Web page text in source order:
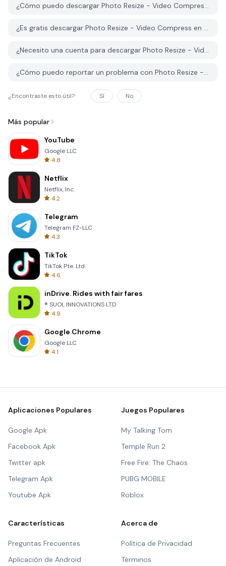
¿Cómo puedo descargar Photo Resize - Video Compress desde PGYER APK HUB?
¿Es gratis descargar Photo Resize - Video Compress en PGYER APK HUB?
¿Necesito una cuenta para descargar Photo Resize - Video Compress desde PGYER APK HUB?
¿Cómo puedo reportar un problema con Photo Resize - Video Compress en PGYER APK HUB?
¿Encontraste esto útil? Sí No
Más popular
YouTube
Google LLC
4.8
Netflix
Netflix, Inc.
4.2
Telegram
Telegram FZ-LLC
4.3
TikTok
TikTok Pte. Ltd.
4.6
inDrive. Rides with fair fares
® SUOL INNOVATIONS LTD
4.9
Google Chrome
Google LLC
4.1
Aplicaciones Populares
Google Apk
Facebook Apk
Twitter apk
Telegram Apk
Youtube Apk
Juegos Populares
My Talking Tom
Temple Run 2
Free Fire: The Chaos
PUBG MOBILE
Roblox
Características
Preguntas Frecuentes
Aplicación de Android
Acerca de
Política de Privacidad
Términos